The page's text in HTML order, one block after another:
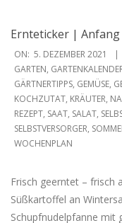
Ernteticker | Anfang
2021-
12-
05
ON: 5. DEZEMBER 2021
GARTEN,
GÄRTNERTIPPS, GEMÜSE,
KOCHZUTAT, KRÄUTER,
REZEPT, SAAT, SALAT,
SELBSTVERSORGER,
WOCHENPLAN
Frisch geerntet – frisch
Süßkartoffel an
Schupfnudelpfanne mit